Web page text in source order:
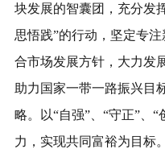
块发展的智囊团，充分发
思悟践”的行动，坚定专
合市场发展方针，大力发
助力国家一带一路振兴目
略。以“自强”、“守正”、
力，实现共同富裕为目标